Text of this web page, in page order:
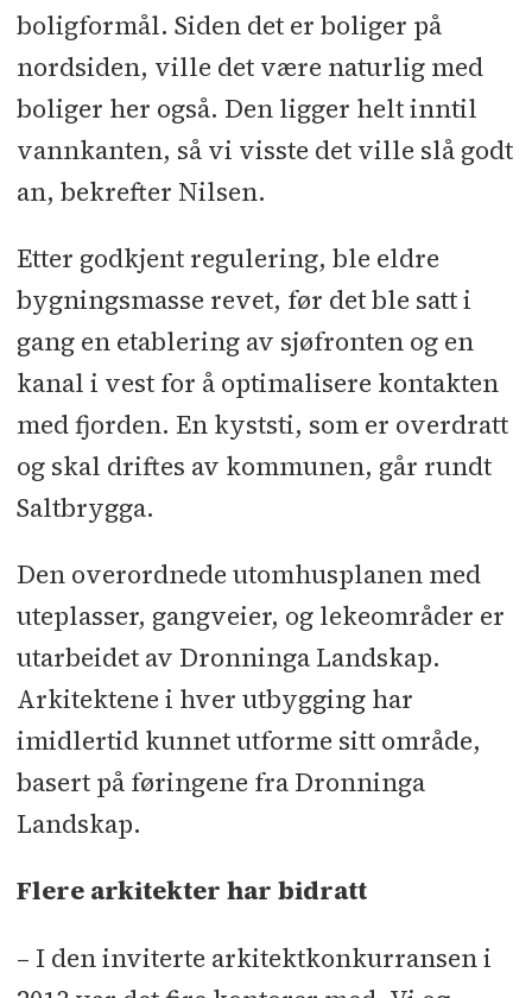
Flisarbeider: Tveiten & Riisl
Oppmåling: GeoingeniørenelLås og
beslag: Låsesmeden LarviklPorter:
Port-Service Øst lHeis: Schindlerl
Kjøkken, byggevarer, elementer og
usttyr: Optimera
boligformål. Siden det er boliger på
nordsiden, ville det være naturlig med
boliger her også. Den ligger helt inntil
vannkanten, så vi visste det ville slå godt
an, bekrefter Nilsen.
Etter godkjent regulering, ble eldre
bygningsmasse revet, før det ble satt i
gang en etablering av sjøfronten og en
kanal i vest for å optimalisere kontakten
med fjorden. En kyststi, som er overdratt
og skal driftes av kommunen, går rundt
Saltbrygga.
Den overordnede utomhusplanen med
uteplasser, gangveier, og lekeområder er
utarbeidet av Dronninga Landskap.
Arkitektene i hver utbygging har
imidlertid kunnet utforme sitt område,
basert på føringene fra Dronninga
Landskap.
Flere arkitekter har bidratt
– I den inviterte arkitektkonkurransen i